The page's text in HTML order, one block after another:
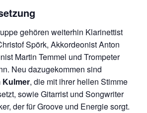
gehören weiterhin Klarinettist
Spörk, Akkordeonist Anton
Martin Temmel und Trompeter
Neu dazugekommen sind
Kulmer, die mit ihrer hellen Stimme
sowie Gitarrist und Songwriter
der für Groove und Energie sorgt.